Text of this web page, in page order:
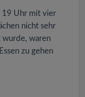
19 Uhr mit vier
nicht sehr
wurde, waren
zu gehen